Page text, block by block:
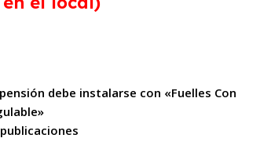
debe instalarse con «Fuelles Con